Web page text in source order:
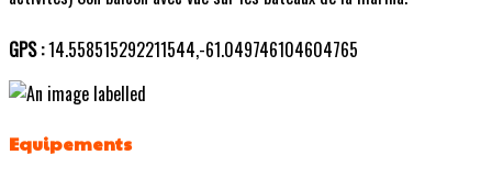
GPS :14.558515292211544,-61.049746104604765
Equipements